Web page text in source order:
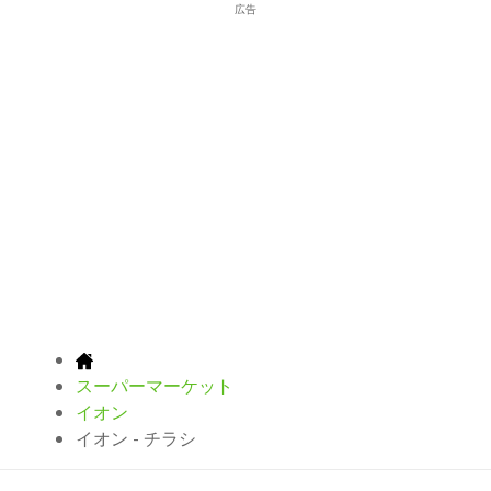
広告
スーパーマーケット
イオン
イオン - チラシ